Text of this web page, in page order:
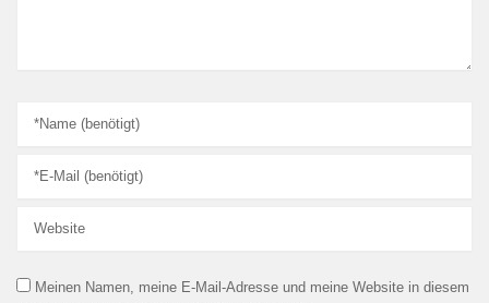
Meinen Namen, meine E-Mail-Adresse und meine Website in diesem